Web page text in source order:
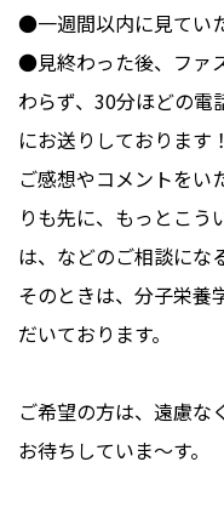
●一週間以内に見てい
●見終わった後、ファ
わらず、30分ほどの電
にお送りしております！
ご感想やコメントをい
りも先に、もっとこう
は、などのご相談にな
そのときは、分子栄養
だいております。
ご希望の方は、遠慮
お待ちしていま～す。